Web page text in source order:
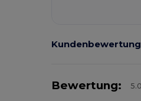
Bewertung: